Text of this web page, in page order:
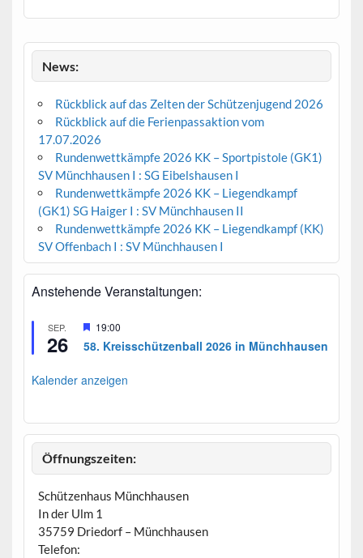
News:
Rückblick auf das Zelten der Schützenjugend 2026
Rückblick auf die Ferienpassaktion vom
17.07.2026
Rundenwettkämpfe 2026 KK – Sportpistole (GK1)
SV Münchhausen I : SG Eibelshausen I
Rundenwettkämpfe 2026 KK – Liegendkampf
(GK1) SG Haiger I : SV Münchhausen II
Rundenwettkämpfe 2026 KK – Liegendkampf (KK)
SV Offenbach I : SV Münchhausen I
Anstehende Veranstaltungen:
SEP.
26
H
e
r
o
o
b
19:00
58. Kreisschützenball 2026 in Münchhausen
Kalender anzeigen
Öffnungszeiten:
Schützenhaus Münchhausen
In der Ulm 1
35759 Driedorf – Münchhausen
Telefon: